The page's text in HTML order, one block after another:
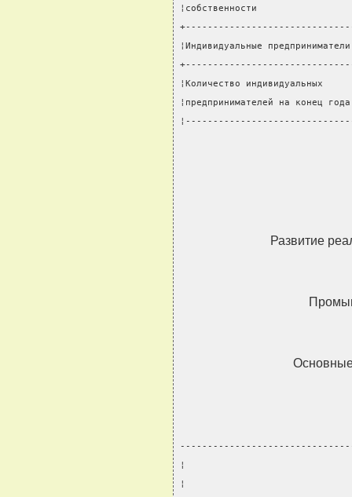
¦собственности
¦Индивидуальные
¦Количество
¦предпринимателей на
Развитие
Основные
¦
¦